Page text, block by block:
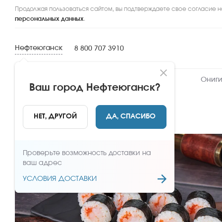
Продолжая пользоваться сайтом, вы подтверждаете свое согласие
персональных данных.
Нефтеюганск
Ваш город Нефтеюганск?
НЕТ, ДРУГОЙ ДА, СПАСИБО
Проверьте возможность доставки на
ваш адрес
УСЛОВИЯ ДОСТАВКИ
8 800 707 3910
НАЗАД